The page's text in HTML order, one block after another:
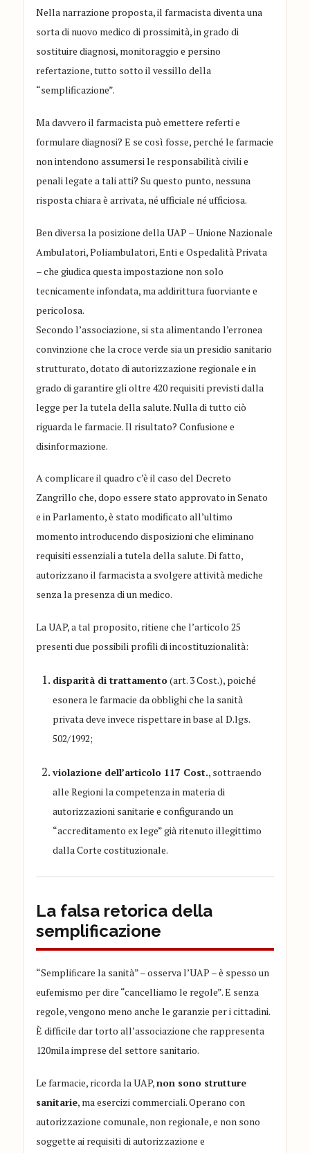
Nella narrazione proposta, il farmacista diventa una
sorta di nuovo medico di prossimità, in grado di
sostituire diagnosi, monitoraggio e persino
refertazione, tutto sotto il vessillo della
“semplificazione”.
Ma davvero il farmacista può emettere referti e
formulare diagnosi? E se così fosse, perché le farmacie
non intendono assumersi le responsabilità civili e
penali legate a tali atti? Su questo punto, nessuna
risposta chiara è arrivata, né ufficiale né ufficiosa.
Ben diversa la posizione della UAP – Unione Nazionale
Ambulatori, Poliambulatori, Enti e Ospedalità Privata
– che giudica questa impostazione non solo
tecnicamente infondata, ma addirittura fuorviante e
pericolosa.
Secondo l’associazione, si sta alimentando l’erronea
convinzione che la croce verde sia un presidio sanitario
strutturato, dotato di autorizzazione regionale e in
grado di garantire gli oltre 420 requisiti previsti dalla
legge per la tutela della salute. Nulla di tutto ciò
riguarda le farmacie. Il risultato? Confusione e
disinformazione.
A complicare il quadro c’è il caso del Decreto
Zangrillo che, dopo essere stato approvato in Senato
e in Parlamento, è stato modificato all’ultimo
momento introducendo disposizioni che eliminano
requisiti essenziali a tutela della salute. Di fatto,
autorizzano il farmacista a svolgere attività mediche
senza la presenza di un medico.
La UAP, a tal proposito, ritiene che l’articolo 25
presenti due possibili profili di incostituzionalità:
disparità di trattamento(art. 3 Cost.), poiché
esonera le farmacie da obblighi che la sanità
privata deve invece rispettare in base al D.lgs.
502/1992;
violazione dell’articolo 117 Cost., sottraendo
alle Regioni la competenza in materia di
autorizzazioni sanitarie e configurando un
“accreditamento ex lege” già ritenuto illegittimo
dalla Corte costituzionale.
La falsa retorica della
semplificazione
“Sempliﬁcare la sanità” – osserva l’UAP – è spesso un
eufemismo per dire “cancelliamo le regole”. E senza
regole, vengono meno anche le garanzie per i cittadini.
È difficile dar torto all’associazione che rappresenta
120mila imprese del settore sanitario.
Le farmacie, ricorda la UAP,non sono strutture
sanitarie, ma esercizi commerciali. Operano con
autorizzazione comunale, non regionale, e non sono
soggette ai requisiti di autorizzazione e